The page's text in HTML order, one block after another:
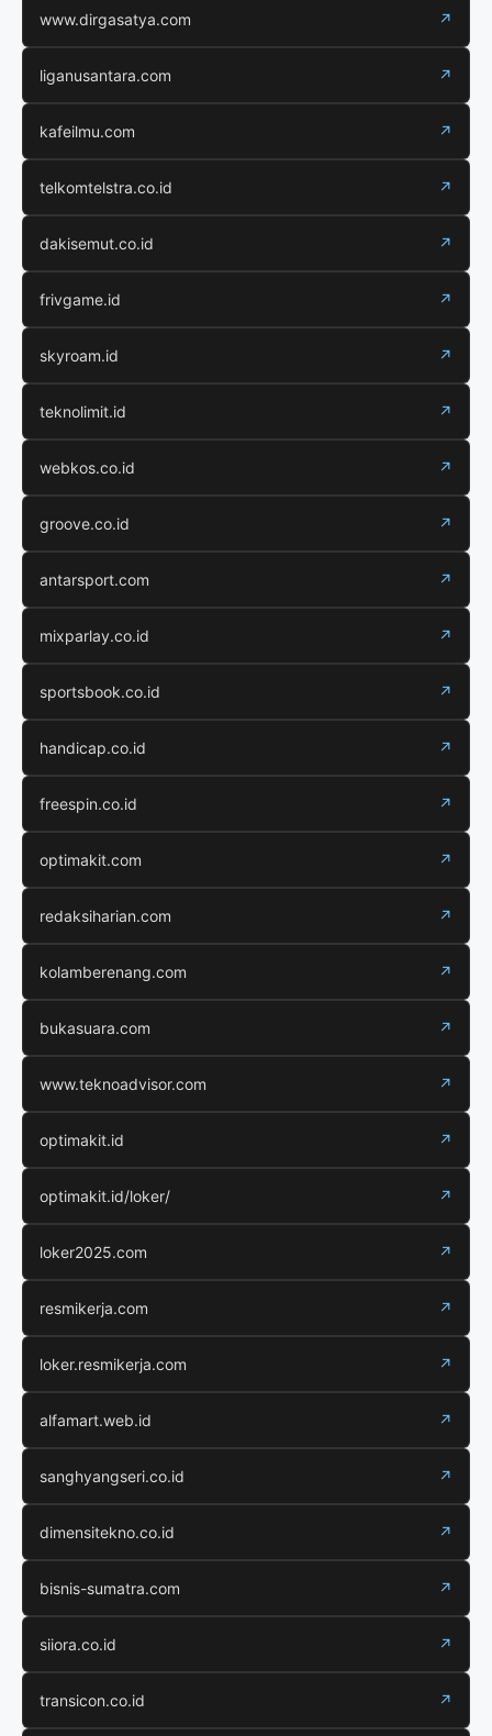
www.dirgasatya.com ↗
liganusantara.com ↗
kafeilmu.com ↗
telkomtelstra.co.id ↗
dakisemut.co.id ↗
frivgame.id ↗
skyroam.id ↗
teknolimit.id ↗
webkos.co.id ↗
groove.co.id ↗
antarsport.com ↗
mixparlay.co.id ↗
sportsbook.co.id ↗
handicap.co.id ↗
freespin.co.id ↗
optimakit.com ↗
redaksiharian.com ↗
kolamberenang.com ↗
bukasuara.com ↗
www.teknoadvisor.com ↗
optimakit.id ↗
optimakit.id/loker/ ↗
loker2025.com ↗
resmikerja.com ↗
loker.resmikerja.com ↗
alfamart.web.id ↗
sanghyangseri.co.id ↗
dimensitekno.co.id ↗
bisnis-sumatra.com ↗
siiora.co.id ↗
transicon.co.id ↗